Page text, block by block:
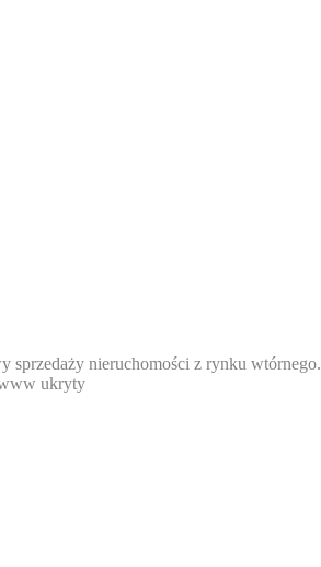
sprzedaży nieruchomości z rynku wtórnego.
ukryty